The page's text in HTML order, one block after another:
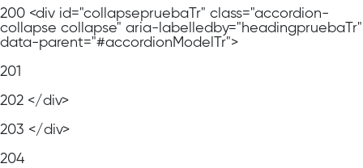
200 <div id="collapsepruebaTr" class="accordion-
collapse collapse" aria-labelledby="headingpruebaTr"
data-parent="#accordionModelTr">
201
202 </div>
203 </div>
204